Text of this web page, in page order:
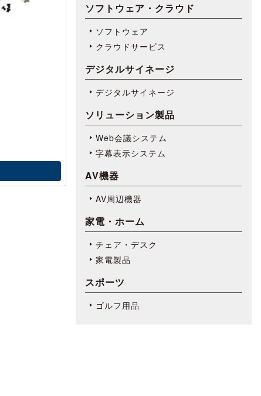
ソフトウェア・クラウド
ソフトウェア
クラウドサービス
デジタルサイネージ
デジタルサイネージ
ソリューション製品
Web会議システム
字幕表⽰システム
AV機器
AV周辺機器
家電・ホーム
チェア・デスク
家電製品
スポーツ
ゴルフ用品